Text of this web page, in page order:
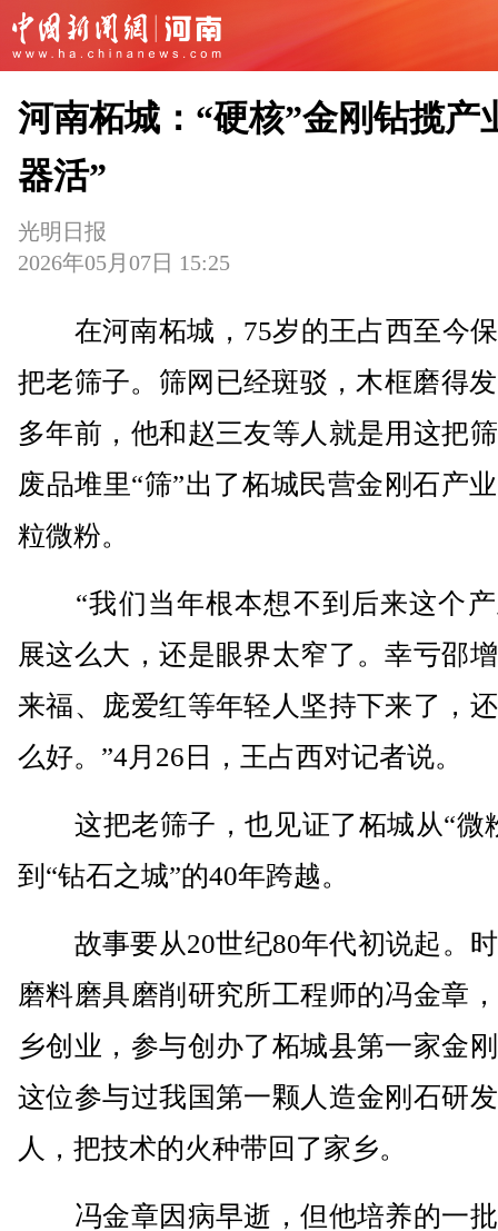
河南柘城：“硬核”金刚钻揽产
器活”
光明日报
2026年05月07日 15:25
在河南柘城，75岁的王占西至今
把老筛子。筛网已经斑驳，木框磨得
多年前，他和赵三友等人就是用这把
废品堆里“筛”出了柘城民营金刚石产
粒微粉。
“我们当年根本想不到后来这个产
展这么大，还是眼界太窄了。幸亏邵
来福、庞爱红等年轻人坚持下来了，
么好。”4月26日，王占西对记者说。
这把老筛子，也见证了柘城从“微
到“钻石之城”的40年跨越。
故事要从20世纪80年代初说起。
磨料磨具磨削研究所工程师的冯金章
乡创业，参与创办了柘城县第一家金
这位参与过我国第一颗人造金刚石研
人，把技术的火种带回了家乡。
冯金章因病早逝，但他培养的一